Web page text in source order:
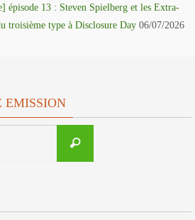
épisode 13 : Steven Spielberg et les Extra-
troisième type à Disclosure Day 06/07/2026
EMISSION
Recherche